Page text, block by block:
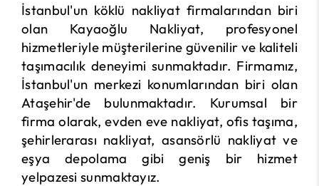
İstanbul'un köklü nakliyat firmalarından biri
olan Kayaoğlu Nakliyat, profesyonel
hizmetleriyle müşterilerine güvenilir ve kaliteli
taşımacılık deneyimi sunmaktadır. Firmamız,
İstanbul'un merkezi konumlarından biri olan
Ataşehir'de bulunmaktadır. Kurumsal bir
firma olarak, evden eve nakliyat, ofis taşıma,
şehirlerarası nakliyat, asansörlü nakliyat ve
eşya depolama gibi geniş bir hizmet
yelpazesi sunmaktayız.